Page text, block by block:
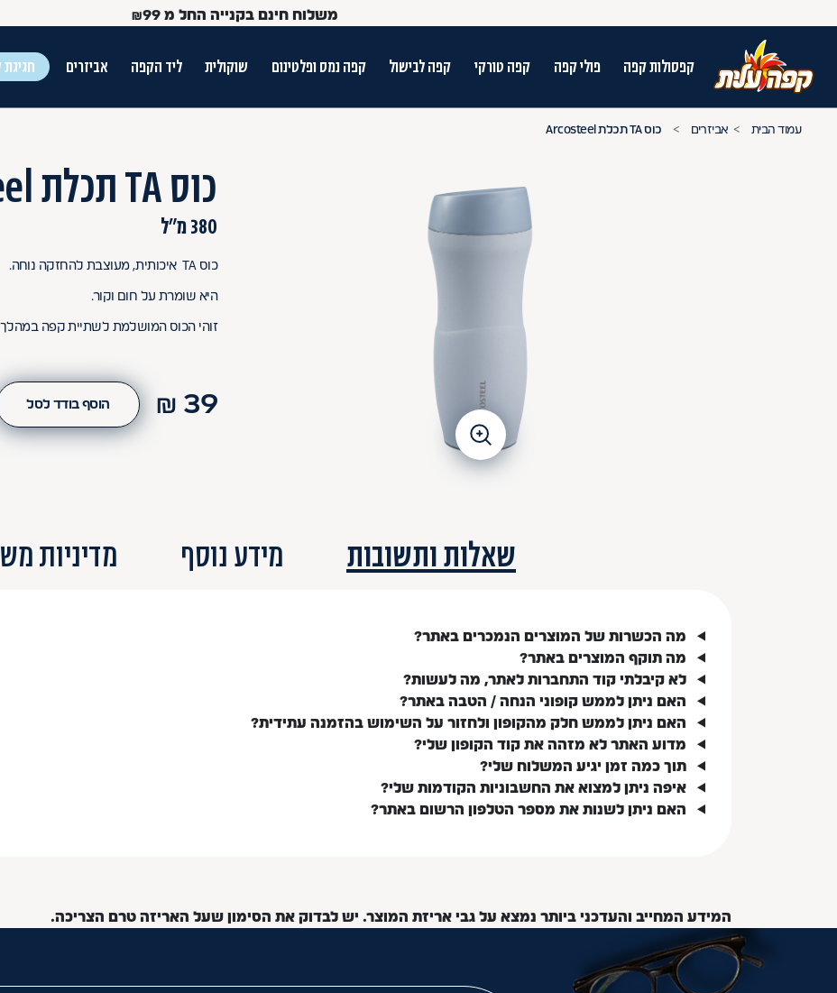
משלוח חינם בקנייה החל מ ₪99
קפסולות קפה פולי קפה קפה טורקי קפה לבישול קפה נמס ופלטינום שוקולית ליד הקפה אביזרים חגיגת
על מנת לנווט בתת תפריט יש להשתמש במקש הטאב
Use Up and Down arrow keys to navigate search results.
עמוד הבית אביזרים כוס TA תכלת Arcosteel
כוס TA תכלת Arcosteel
380 מ"ל
כוס TA איכותית, מעוצבת להחזקה נוחה.
היא שומרת על חום וקור.
זוהי הכוס המושלמת לשתיית קפה במהלך
39
₪ הוסף בודד לסל
שאלות ותשובות מידע נוסף מדיניות
מה הכשרות של המוצרים הנמכרים באתר?
מה תוקף המוצרים באתר?
לא קיבלתי קוד התחברות לאתר, מה לעשות?
האם ניתן לממש קופוני הנחה / הטבה באתר?
האם ניתן לממש חלק מהקופון ולחזור על השימוש בהזמנה עתידית?
מדוע האתר לא מזהה את קוד הקופון שלי?
תוך כמה זמן יגיע המשלוח שלי?
איפה ניתן למצוא את החשבוניות הקודמות שלי?
האם ניתן לשנות את מספר הטלפון הרשום באתר?
המידע המחייב והעדכני ביותר נמצא על גבי אריזת המוצר. יש לבדוק את הסימון שעל האריזה טרם הצריכה.